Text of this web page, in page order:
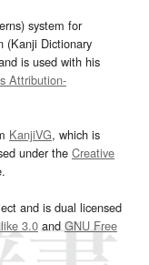
system for
(Kanji Dictionary
is used with his
Attribution-
KanjiVG, which is
under the Creative
and is dual licensed
3.0and GNU Free